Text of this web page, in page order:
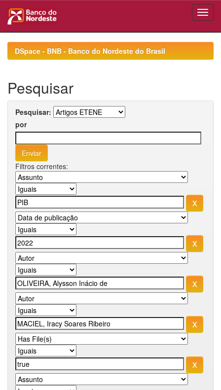
navigationDSpace - BNB - Banco do Nordeste do Brasil
Pesquisar
Pesquisar:
por
Filtros correntes: